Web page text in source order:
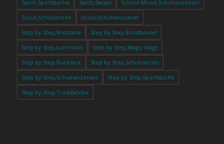
Satch,Sporttasche
Satch,Swaps
School-Mood,Schulranzenset
Scout,Schulranzen
Scout,Schulranzenset
Step by Step,Brotdose
Step by Step,Brustbeutel
Step by Step,Lunchbox
Step by Step,Magic Mags
Step by Step,Rucksack
Step by Step,Schulranzen
Step by Step,Schulranzenset
Step by Step,Sporttasche
Step by Step,Trinkflasche